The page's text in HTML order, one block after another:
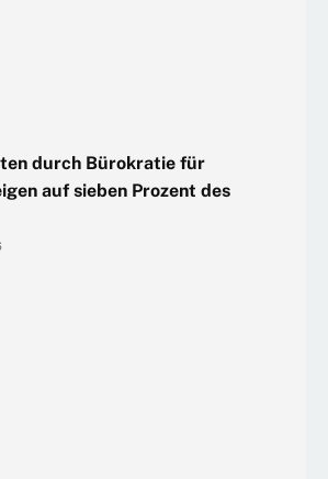
durch Bürokratie für
auf sieben Prozent des